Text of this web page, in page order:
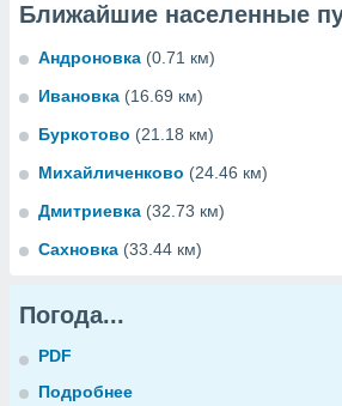
Ближайшие населенные
Андроновка (0.71 км)
Ивановка (16.69 км)
Буркотово (21.18 км)
Михайличенково (24.46 км)
Дмитриевка (32.73 км)
Сахновка (33.44 км)
Погода...
PDF
Подробнее